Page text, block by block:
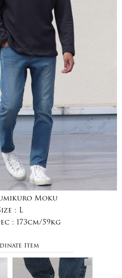
Moku
: L
: 173cm/59kg
Item